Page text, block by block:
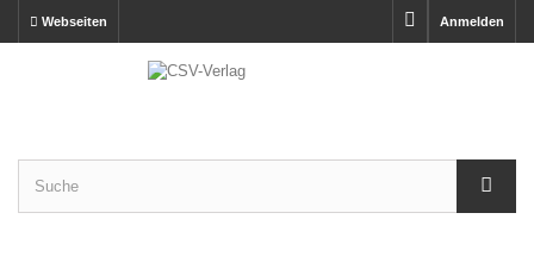
Anmelden
Webseiten